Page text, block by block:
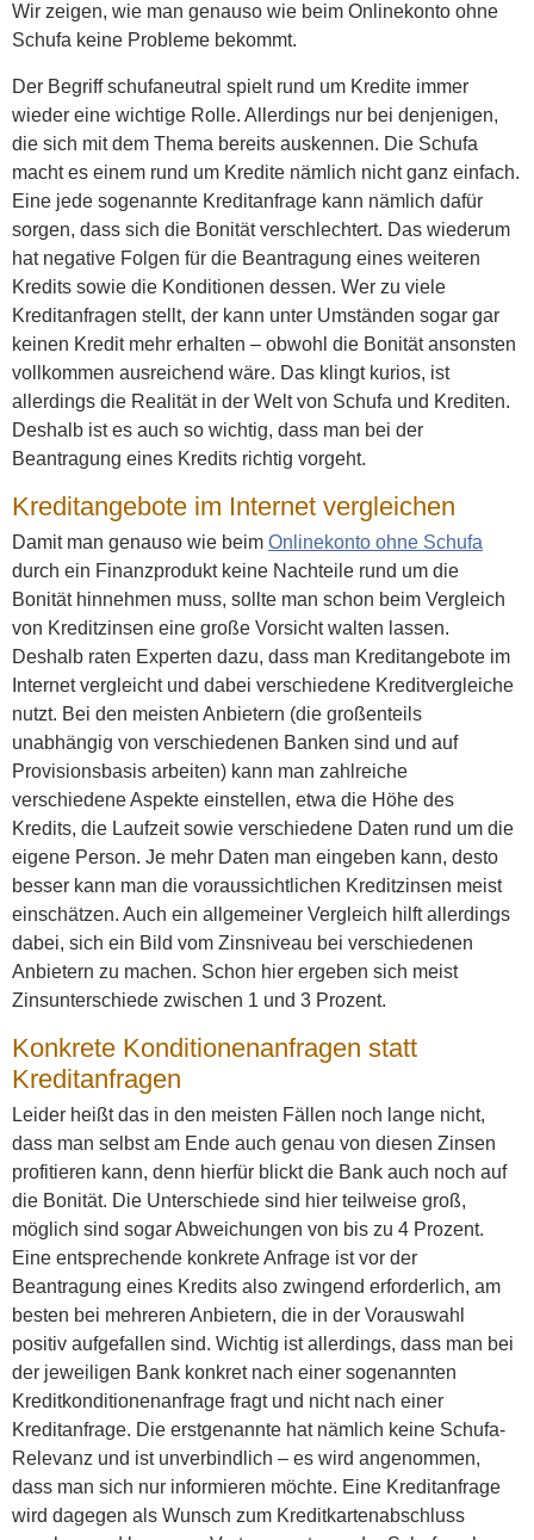
Wir zeigen, wie man genauso wie beim Onlinekonto ohne
Schufa keine Probleme bekommt.
Der Begriff schufaneutral spielt rund um Kredite immer
wieder eine wichtige Rolle. Allerdings nur bei denjenigen,
die sich mit dem Thema bereits auskennen. Die Schufa
macht es einem rund um Kredite nämlich nicht ganz einfach.
Eine jede sogenannte Kreditanfrage kann nämlich dafür
sorgen, dass sich die Bonität verschlechtert. Das wiederum
hat negative Folgen für die Beantragung eines weiteren
Kredits sowie die Konditionen dessen. Wer zu viele
Kreditanfragen stellt, der kann unter Umständen sogar gar
keinen Kredit mehr erhalten – obwohl die Bonität ansonsten
vollkommen ausreichend wäre. Das klingt kurios, ist
allerdings die Realität in der Welt von Schufa und Krediten.
Deshalb ist es auch so wichtig, dass man bei der
Beantragung eines Kredits richtig vorgeht.
Kreditangebote im Internet vergleichen
Damit man genauso wie beim Onlinekonto ohne Schufa
durch ein Finanzprodukt keine Nachteile rund um die
Bonität hinnehmen muss, sollte man schon beim Vergleich
von Kreditzinsen eine große Vorsicht walten lassen.
Deshalb raten Experten dazu, dass man Kreditangebote im
Internet vergleicht und dabei verschiedene Kreditvergleiche
nutzt. Bei den meisten Anbietern (die großenteils
unabhängig von verschiedenen Banken sind und auf
Provisionsbasis arbeiten) kann man zahlreiche
verschiedene Aspekte einstellen, etwa die Höhe des
Kredits, die Laufzeit sowie verschiedene Daten rund um die
eigene Person. Je mehr Daten man eingeben kann, desto
besser kann man die voraussichtlichen Kreditzinsen meist
einschätzen. Auch ein allgemeiner Vergleich hilft allerdings
dabei, sich ein Bild vom Zinsniveau bei verschiedenen
Anbietern zu machen. Schon hier ergeben sich meist
Zinsunterschiede zwischen 1 und 3 Prozent.
Konkrete Konditionenanfragen statt
Kreditanfragen
Leider heißt das in den meisten Fällen noch lange nicht,
dass man selbst am Ende auch genau von diesen Zinsen
profitieren kann, denn hierfür blickt die Bank auch noch auf
die Bonität. Die Unterschiede sind hier teilweise groß,
möglich sind sogar Abweichungen von bis zu 4 Prozent.
Eine entsprechende konkrete Anfrage ist vor der
Beantragung eines Kredits also zwingend erforderlich, am
besten bei mehreren Anbietern, die in der Vorauswahl
positiv aufgefallen sind. Wichtig ist allerdings, dass man bei
der jeweiligen Bank konkret nach einer sogenannten
Kreditkonditionenanfrage fragt und nicht nach einer
Kreditanfrage. Die erstgenannte hat nämlich keine Schufa-
Relevanz und ist unverbindlich – es wird angenommen,
dass man sich nur informieren möchte. Eine Kreditanfrage
wird dagegen als Wunsch zum Kreditkartenabschluss